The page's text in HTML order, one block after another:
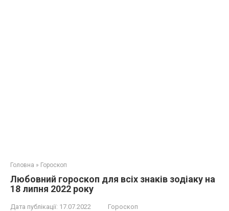
Головна » Гороскоп
Любовний гороскоп для всіх знаків зодіаку на
18 липня 2022 року
Дата публікації: 17.07.2022 Гороскоп